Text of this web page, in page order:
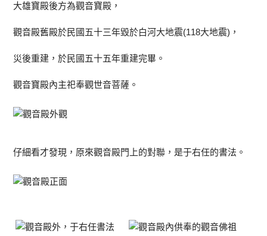
大雄寶殿後方為觀音寶殿，
觀音殿舊殿於民國五十三年毀於白河大地震(118大地震)，
災後重建，於民國五十五年重建完畢。
觀音寶殿內主祀奉觀世音菩薩。
仔細看才發現，原來觀音殿門上的對聯，是于右任的書法。